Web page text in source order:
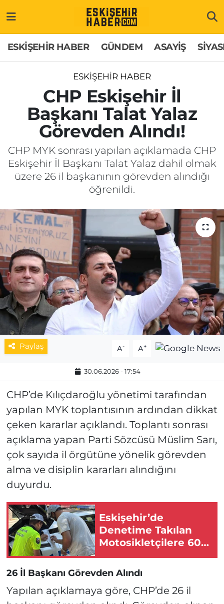
ESKİŞEHİR HABER GÜNDEM ASAYİŞ
ESKİŞEHİR HABER
CHP Eskişehir İl
Başkanı Talat Yalaz
Görevden Alındı!
CHP MYK sonrası yapılan açıklamada CHP
Eskişehir İl Başkanı Talat Yalaz dahil olmak
üzere 26 il başkanının görevden alındığı
öğrenildi.
Paylaş A- A+
30.06.2026 - 17:54
CHP’de Kılıçdaroğlu yönetimi tarafından
yapılan MYK toplantısının ardından dikkat
çeken kararlar açıklandı. Toplantı sonrası
açıklama yapan Parti Sözcüsü Müslim Sarı,
çok sayıda il örgütüne yönelik görevden
alma ve disiplin kararları alındığını
duyurdu.
Eskişehir’de
Denetime Takılan
Motosikletçilere 600
Bin Lira Ceza!
26 İl Başkanı Görevden Alındı
Yapılan açıklamaya göre, CHP’de 26 il
GÜNDEM
ASAYİŞ
SİYASET
EKONOMİ
SAĞLIK
SPOR
MAGAZİN
ESKİŞEHİRSPOR
Hakkımızda
İletişim
Künye
Odunpazarı Trafik Yoğunluk Haritası
Süper Lig Puan Durumu ve Fikstür
Tüm Manşetler
Son Dakika Haberleri
Haber Arşivi